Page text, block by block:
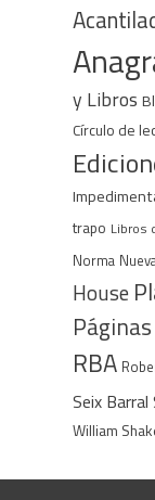
y Libros
Círculo de
trapo Libros
Norma
House
RBA
Seix Barral
William